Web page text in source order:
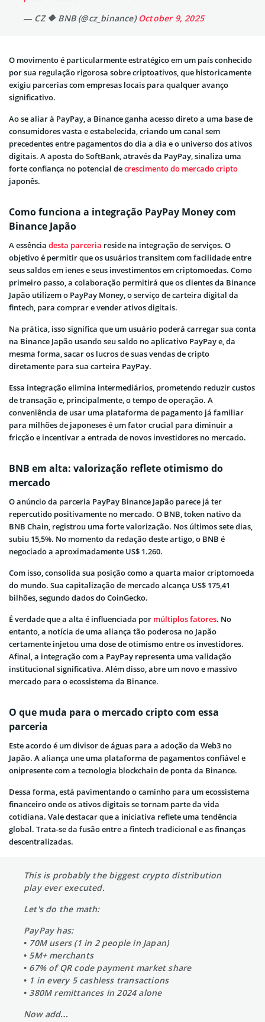
— CZ 🔶 BNB (@cz_binance)October 9, 2025
O movimento é particularmente estratégico em um país conhecido
por sua regulação rigorosa sobre criptoativos, que historicamente
exigiu parcerias com empresas locais para qualquer avanço
significativo.
Ao se aliar à PayPay, a Binance ganha acesso direto a uma base de
consumidores vasta e estabelecida, criando um canal sem
precedentes entre pagamentos do dia a dia e o universo dos ativos
digitais. A aposta do SoftBank, através da PayPay, sinaliza uma
forte confiança no potencial decrescimento do mercado cripto
japonês.
Como funciona a integração PayPay Money com
Binance Japão
A essência desta parceria reside na integração de serviços. O
objetivo é permitir que os usuários transitem com facilidade entre
seus saldos em ienes e seus investimentos em criptomoedas. Como
primeiro passo, a colaboração permitirá que os clientes da Binance
Japão utilizem o PayPay Money, o serviço de carteira digital da
fintech, para comprar e vender ativos digitais.
Na prática, isso significa que um usuário poderá carregar sua conta
na Binance Japão usando seu saldo no aplicativo PayPay e, da
mesma forma, sacar os lucros de suas vendas de cripto
diretamente para sua carteira PayPay.
Essa integração elimina intermediários, prometendo reduzir custos
de transação e, principalmente, o tempo de operação. A
conveniência de usar uma plataforma de pagamento já familiar
para milhões de japoneses é um fator crucial para diminuir a
fricção e incentivar a entrada de novos investidores no mercado.
BNB em alta: valorização reflete otimismo do
mercado
O anúncio da parceria PayPay Binance Japão parece já ter
repercutido positivamente no mercado. O BNB, token nativo da
BNB Chain, registrou uma forte valorização. Nos últimos sete dias,
subiu 15,5%. No momento da redação deste artigo, o BNB é
negociado a aproximadamente US$ 1.260.
Com isso, consolida sua posição como a quarta maior criptomoeda
do mundo. Sua capitalização de mercado alcança US$ 175,41
bilhões, segundo dados do CoinGecko.
É verdade que a alta é influenciada por múltiplos fatores. No
entanto, a notícia de uma aliança tão poderosa no Japão
certamente injetou uma dose de otimismo entre os investidores.
Afinal, a integração com a PayPay representa uma validação
institucional significativa. Além disso, abre um novo e massivo
mercado para o ecossistema da Binance.
O que muda para o mercado cripto com essa
parceria
Este acordo é um divisor de águas para a adoção da Web3 no
Japão. A aliança une uma plataforma de pagamentos confiável e
onipresente com a tecnologia blockchain de ponta da Binance.
Dessa forma, está pavimentando o caminho para um ecossistema
financeiro onde os ativos digitais se tornam parte da vida
cotidiana. Vale destacar que a iniciativa reflete uma tendência
global. Trata-se da fusão entre a fintech tradicional e as finanças
descentralizadas.
This is probably the biggest crypto distribution
play ever executed.
Let's do the math:
PayPay has:
• 70M users (1 in 2 people in Japan)
• 5M+ merchants
• 67% of QR code payment market share
• 1 in every 5 cashless transactions
• 380M remittances in 2024 alone
Now add…